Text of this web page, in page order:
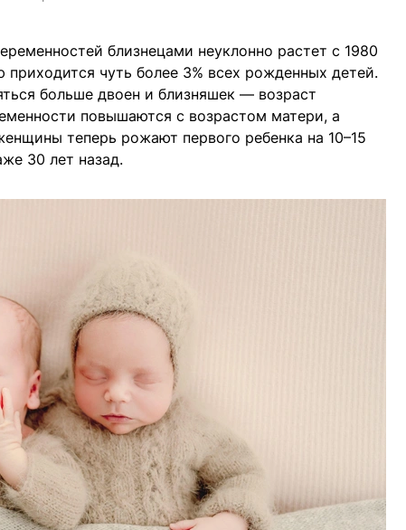
близнецами неуклонно растет с 1980
чуть более 3% всех рожденных детей.
больше двоен и близняшек — возраст
повышаются с возрастом матери, а
теперь рожают первого ребенка на 10–15
30 лет назад.